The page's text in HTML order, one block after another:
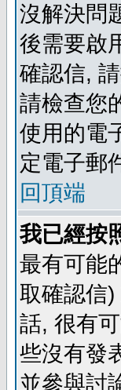
沒解決問
後需要啟
確認信,
請檢查您
使用的電
定電子郵
回頂端
我已經按
最有可能
取確認信
話, 很有
些沒有發
並參與討